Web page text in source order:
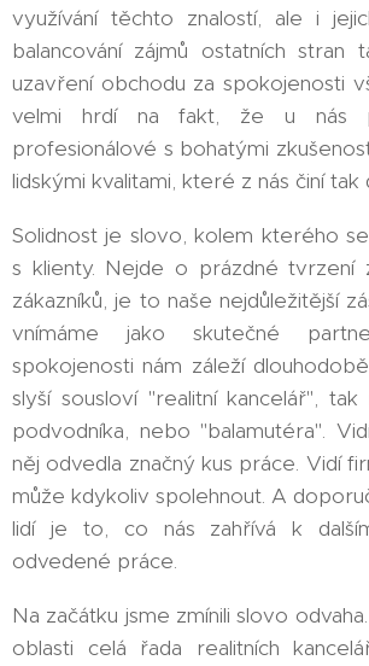
využívání těchto znalostí, ale i
balancování zájmů ostatních stran
uzavření obchodu za spokojenosti
velmi hrdí na fakt, že u nás
profesionálové s bohatými
lidskými kvalitami, které z nás činí
Solidnost je slovo, kolem kterého
s klienty. Nejde o prázdné tvrzení
zákazníků, je to naše nejdůležitější
vnímáme jako skutečné
spokojenosti nám záleží
slyší sousloví "realitní kancelář", tak
podvodníka, nebo "balamutéra".
něj odvedla značný kus práce. Vidí
může kdykoliv spolehnout. A
lidí je to, co nás zahřívá k
odvedené práce.
Na začátku jsme zmínili slovo
oblasti celá řada realitních